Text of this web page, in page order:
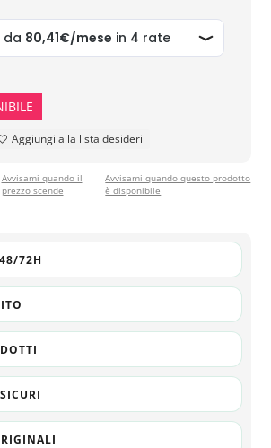
Aggiungi alla lista desideri
Avvisami quando il
prezzo scende
Avvisami quando questo prodotto
è disponibile
72H